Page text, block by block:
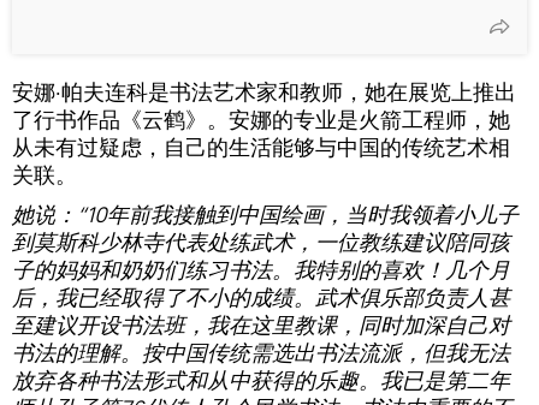
安娜·帕夫连科是书法艺术家和教师，她在展览上推出
了行书作品《云鹤》。安娜的专业是火箭工程师，她
从未有过疑虑，自己的生活能够与中国的传统艺术相
关联。
她说：“10年前我接触到中国绘画，当时我领着小儿子
到莫斯科少林寺代表处练武术，一位教练建议陪同孩
子的妈妈和奶奶们练习书法。我特别的喜欢！几个月
后，我已经取得了不小的成绩。武术俱乐部负责人甚
至建议开设书法班，我在这里教课，同时加深自己对
书法的理解。按中国传统需选出书法流派，但我无法
放弃各种书法形式和从中获得的乐趣。我已是第二年